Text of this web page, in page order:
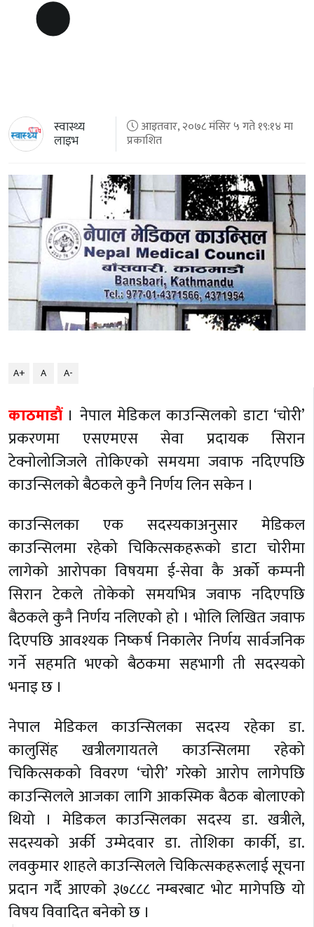
स्वास्थ्य
लाइभ
आइतवार, २०७८ मंसिर ५ गते १९:१४ मा
प्रकाशित
A+ A A-
काठमाडौं। नेपाल मेडिकल काउन्सिलको डाटा ‘चोरी’
प्रकरणमा एसएमएस सेवा प्रदायक सिरान
टेक्नोलोजिजले तोकिएको समयमा जवाफ नदिएपछि
काउन्सिलको बैठकले कुनै निर्णय लिन सकेन ।
काउन्सिलका एक सदस्यकाअनुसार मेडिकल
काउन्सिलमा रहेको चिकित्सकहरूको डाटा चोरीमा
लागेको आरोपका विषयमा ई-सेवा कै अर्को कम्पनी
सिरान टेकले तोकेको समयभित्र जवाफ नदिएपछि
बैठकले कुनै निर्णय नलिएको हो । भोलि लिखित जवाफ
दिएपछि आवश्यक निष्कर्ष निकालेर निर्णय सार्वजनिक
गर्ने सहमति भएको बैठकमा सहभागी ती सदस्यको
भनाइ छ ।
नेपाल मेडिकल काउन्सिलका सदस्य रहेका डा.
कालुसिंह खत्रीलगायतले काउन्सिलमा रहेको
चिकित्सकको विवरण ‘चोरी’ गरेको आरोप लागेपछि
काउन्सिलले आजका लागि आकस्मिक बैठक बोलाएको
थियो । मेडिकल काउन्सिलका सदस्य डा. खत्रीले,
सदस्यको अर्की उम्मेदवार डा. तोशिका कार्की, डा.
लवकुमार शाहले काउन्सिलले चिकित्सकहरूलाई सूचना
प्रदान गर्दै आएको ३७८८८ नम्बरबाट भोट मागेपछि यो
विषय विवादित बनेको छ ।